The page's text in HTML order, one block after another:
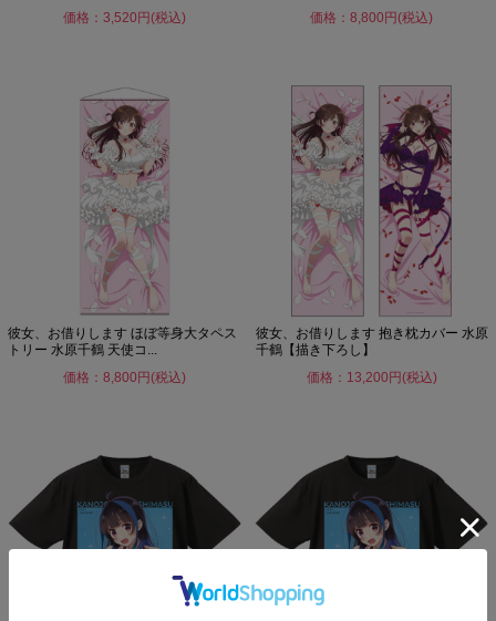
価格：3,520円(税込)
価格：8,800円(税込)
彼女、お借りします ほぼ等身大タペス
トリー 水原千鶴 天使コ...
価格：8,800円(税込)
彼女、お借りします 抱き枕カバー 水原
千鶴【描き下ろし】
価格：13,200円(税込)